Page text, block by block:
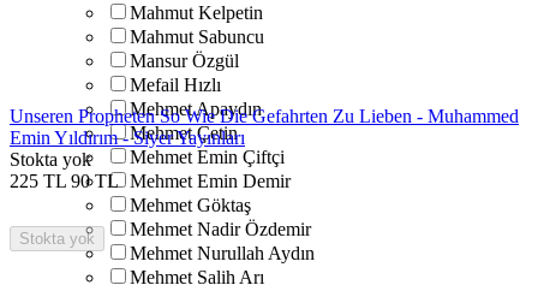
Mahmut Kelpetin
Mahmut Sabuncu
Mansur Özgül
Mefail Hızlı
Mehmet Apaydın
Mehmet Çetin
Mehmet Emin Çiftçi
Mehmet Emin Demir
Mehmet Göktaş
Mehmet Nadir Özdemir
Mehmet Nurullah Aydın
Mehmet Salih Arı
Unseren Propheten So Wie Die Gefahrten Zu Lieben - Muhammed
Emin Yıldırım - Siyer Yayınları
Stokta yok
225 TL 90 TL
Stokta yok